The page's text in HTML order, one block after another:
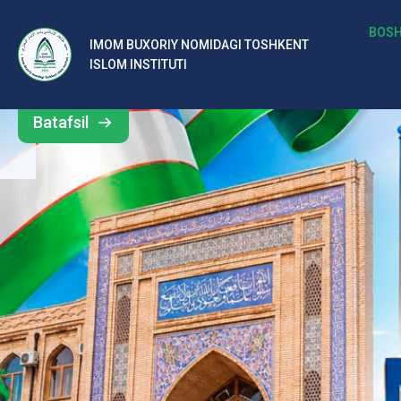
IMOM BUXORIY NOMIDAGI TOSHKENT
ISLOM INSTITUTI
b
al
ar
o‘
rt
a
si
d
Barcha
yangiliklar
Batafsil